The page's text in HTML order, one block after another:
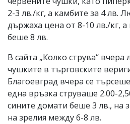
2-3 лв./кг, а камбите за 4 лв.
държаха цена от 8-10 лв./кг, а
беше 8 лв.
В сайта „Колко струва“
чушките в търговските
Благоевград вчера се
една връзка струваше 2.00-
сините домати беше 3 лв., на
на зрелия между 6-8 лв.